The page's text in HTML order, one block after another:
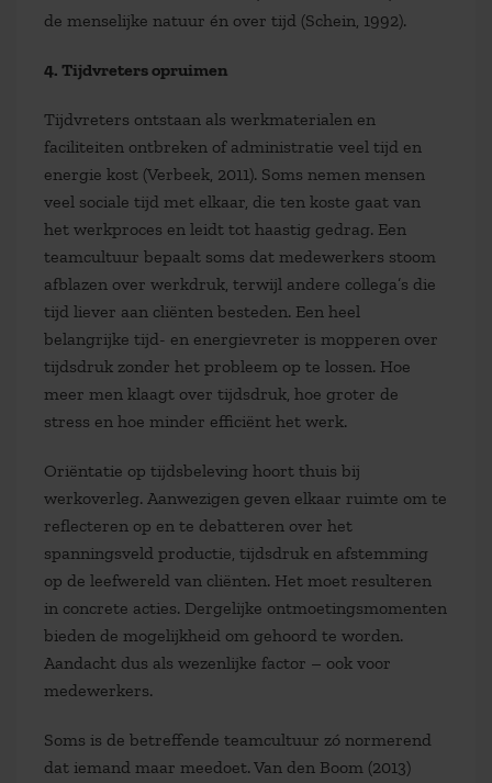
de menselijke natuur én over tijd (Schein, 1992).
4. Tijdvreters opruimen
Tijdvreters ontstaan als werkmaterialen en
faciliteiten ontbreken of administratie veel tijd en
energie kost (Verbeek, 2011). Soms nemen mensen
veel sociale tijd met elkaar, die ten koste gaat van
het werkproces en leidt tot haastig gedrag. Een
teamcultuur bepaalt soms dat medewerkers stoom
afblazen over werkdruk, terwijl andere collega’s die
tijd liever aan cliënten besteden. Een heel
belangrijke tijd- en energievreter is mopperen over
tijdsdruk zonder het probleem op te lossen. Hoe
meer men klaagt over tijdsdruk, hoe groter de
stress en hoe minder efficiënt het werk.
Oriëntatie op tijdsbeleving hoort thuis bij
werkoverleg. Aanwezigen geven elkaar ruimte om te
reflecteren op en te debatteren over het
spanningsveld productie, tijdsdruk en afstemming
op de leefwereld van cliënten. Het moet resulteren
in concrete acties. Dergelijke ontmoetingsmomenten
bieden de mogelijkheid om gehoord te worden.
Aandacht dus als wezenlijke factor – ook voor
medewerkers.
Soms is de betreffende teamcultuur zó normerend
dat iemand maar meedoet. Van den Boom (2013)